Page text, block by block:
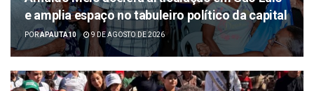
e amplia espaço no tabuleiro político da capital
PORAPAUTA10 9 DE AGOSTO DE 2026